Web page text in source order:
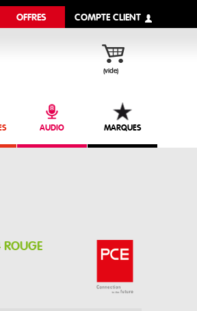
OFFRES COMPTE CLIENT
(vide)
AUDIO MARQUES